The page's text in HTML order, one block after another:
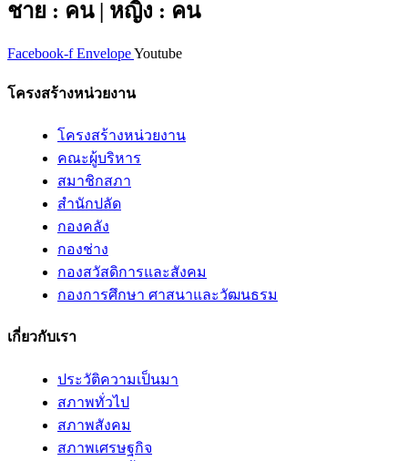
ชาย : คน | หญิง : คน
Facebook-f EnvelopeYoutube
โครงสร้างหน่วยงาน
โครงสร้างหน่วยงาน
คณะผู้บริหาร
สมาชิกสภา
สำนักปลัด
กองคลัง
กองช่าง
กองสวัสดิการและสังคม
กองการศึกษา ศาสนาและวัฒนธรม
เกี่ยวกับเรา
ประวัติความเป็นมา
สภาพทั่วไป
สภาพสังคม
สภาพเศรษฐกิจ